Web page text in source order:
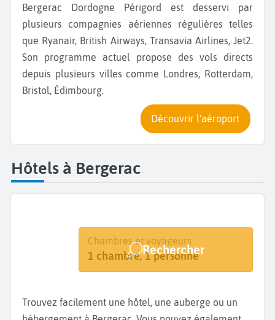
Bergerac Dordogne Périgord est desservi par
plusieurs compagnies aériennes régulières telles
que Ryanair, British Airways, Transavia Airlines, Jet2.
Son programme actuel propose des vols directs
depuis plusieurs villes comme Londres, Rotterdam,
Bristol, Édimbourg.
Découvrir l'aéroport
Hôtels à Bergerac
Destination
Bergerac
Dates
Dates de votre séjour
Chambres et voyageurs
1 chambre, 1 personne
Rechercher
Trouvez facilement une hôtel, une auberge ou un